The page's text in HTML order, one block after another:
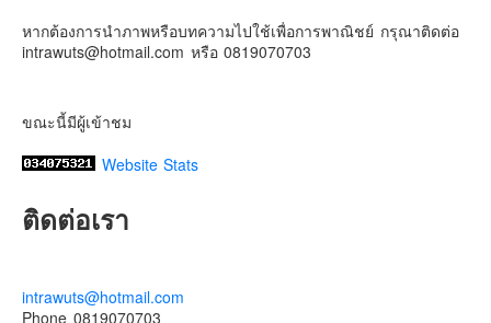
หากต้องการนำภาพหรือบทความไปใช้เพื่อการพาณิชย์ กรุณาติดต่อ
intrawuts@hotmail.com หรือ 0819070703
ขณะนี้มีผู้เข้าชม
Website Stats
ติดต่อเรา
intrawuts@hotmail.com
Phone 0819070703